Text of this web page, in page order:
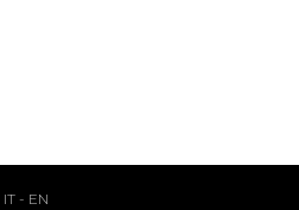
IT - EN